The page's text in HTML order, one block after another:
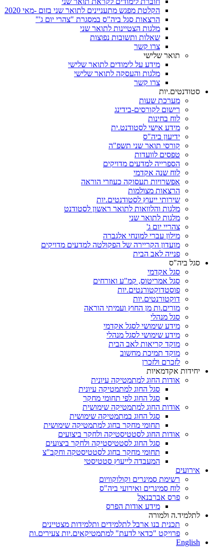
הקלטת מפגש מתעניינים לתואר שני בזום -מאי 2020
הרצאות סגל ביה"ס במסגרת "צהרי יום ג'"
מלגות הצטיינות לתואר שני
שאלות ותשובות נפוצות
צרו קשר
תואר שלישי
מידע על לימודים לתואר שלישי
מלגות והעסקה לתואר שלישי
צרו קשר
סטודנטים.יות
מערכת שעות
רישום לקורסים-בידינג
לוח בחינות
מידע אישי לסטודנט.ית
ידיעון ביה"ס
קורסי תואר שני תשפ"ה
טפסים לוועדות
הספרייה למדעים מדויקים
לוח שנה אקדמי
אפשרויות תעסוקה כעוזרי הוראה
הרצאות מצולמות
שירותי ייעוץ לסטודנטים.יות
מלגות והלוואות לתואר ראשון לסטודנט
מלגות לתואר שני
צהריי יום ג'
מילון עברי למונחי אלגברה
מועדון הקריירה של הפקולטה למדעים מדויקים
פנייה לאב הבית
סגל ביה"ס
סגל אקדמי
סגל אמריטוס, קמ"ע ואורחים
פוסטדוקטורנטים.יות
דוקטורנטים.יות
מורים.ות מן החוץ ועמיתי הוראה
סגל מנהלי
מידע שימושי לסגל אקדמי
מידע שימושי לסגל מנהלי
מוקד קריאות לאב הבית
מוקד תמיכת מחשוב
לזכרם ולזכרן
יחידות אקדמאיות
אודות החוג למתמטיקה עיונית
סגל החוג למתמטיקה עיונית
סגל החוג לפי תחומי מחקר
אודות החוג למתמטיקה שימושית
סגל החוג במתמטיקה שימושית
תחומי מחקר בחוג למתמטיקה שימושית
אודות החוג לסטטיסטיקה ולחקר ביצועים
סגל החוג לסטטיסטיקה ולחקר ביצועים
תחומי מחקר בחוג לסטטיסטקה וחקב"צ
המעבדה לייעוץ סטטיסטי
אירועים
רשימת סמינרים וקולוקוויום
לוח סמינרים ואירועי ביה"ס
פרס אברבנאל
מידע אודות הפרס
לתלמיד.ה ולמורה
תכנית בנו ארבל לתלמידים ותלמידות מצטיינים
פרויקט "כדאי לדעת" למתמטיקאים.יות צעירים.ות
English